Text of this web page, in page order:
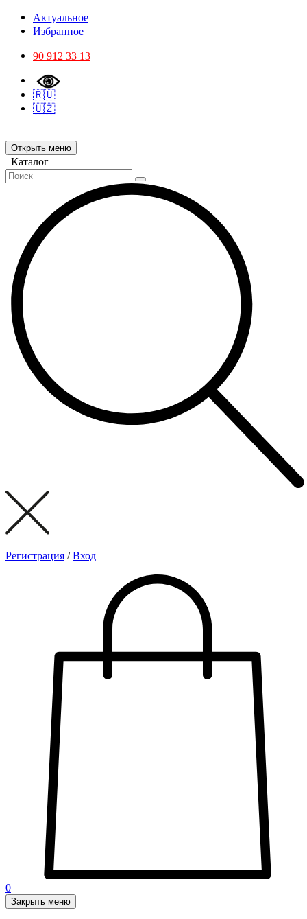
Актуальное
Избранное
90 912 33 13
🇷🇺
🇺🇿
Открыть меню
Каталог
Регистрация /Вход
0
Закрыть меню